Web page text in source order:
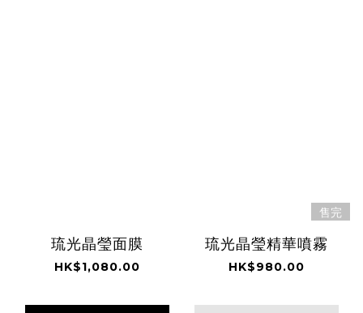
琉光晶瑩面膜
HK$1,080.00
售完
琉光晶瑩精華噴霧
HK$980.00